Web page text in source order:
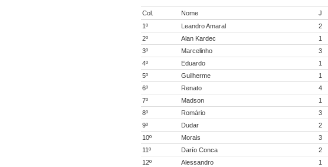
Col. Nome J
1º
Leandro Amaral 2
2º
Alan Kardec 1
3º
Marcelinho 3
4º
Eduardo 1
5º
Guilherme 1
6º
Renato 4
7º
Madson 1
8º
Romário 3
9º
Dudar 2
10º
Morais 3
11º
Darío Conca 2
12º
Alessandro 1